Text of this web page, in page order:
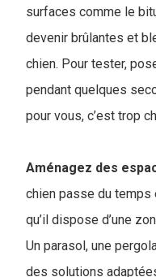
surfaces comme le
devenir brûlantes et
chien. Pour tester,
pendant quelques
pour vous, c’est trop
Aménagez des
chien passe du temps
qu’il dispose d’une
Un parasol, une
des solutions